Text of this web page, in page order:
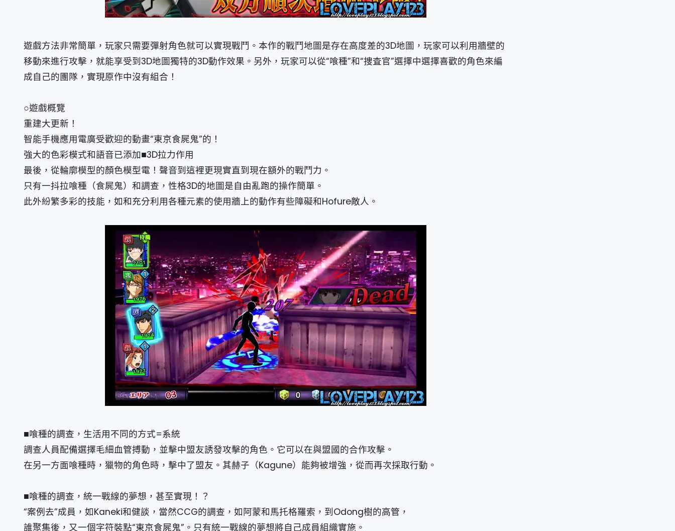
遊戲方法非常簡單，玩家只需要彈射角色就可以實現戰鬥。本作的戰鬥地圖是存在高度差的3D地圖，玩家可以利用牆壁的
移動來進行攻擊，就能享受到3D地圖獨特的3D動作效果。另外，玩家可以從“喰種”和“捜査官”選擇中選擇喜歡的角色來編
成自己的團隊，實現原作中沒有組合！
○遊戲概覽
重建大更新！
智能手機應用電廣受歡迎的動畫“東京食屍鬼”的！
強大的色彩模式和語音已添加■3D拉力作用
最後，從輪廓模型的顏色模型電！聲音到這裡更現實直到現在額外的戰鬥力。
只有一抖拉喰種（食屍鬼）和調查，性格3D的地圖是自由亂跑的操作簡單。
此外紛繁多彩的技能，如和充分利用各種元素的使用牆上的動作有些障礙和Hofure敵人。
■喰種的調查，生活用不同的方式=系統
調查人員配備選擇毛細血管搏動，並擊中盟友誘發攻擊的角色。它可以在與盟國的合作攻擊。
在另一方面喰種時，獵物的角色時，擊中了盟友。其赫子（Kagune）能夠被增強，從而再次採取行動。
■喰種的調查，統一戰線的夢想，甚至實現！？
“案例去”成員，如Kaneki和健談，當然CCG的調查，如阿蒙和馬托格羅索，到Odong樹的高管，
誰聚集後，又一個字符裝點“東京食屍鬼”。只有統一戰線的夢想將自己成員組織實施。